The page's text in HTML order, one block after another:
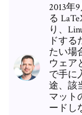
2013年
る
り、
ドす
たい場
ウェア
で手に
途、該
マット
ードし